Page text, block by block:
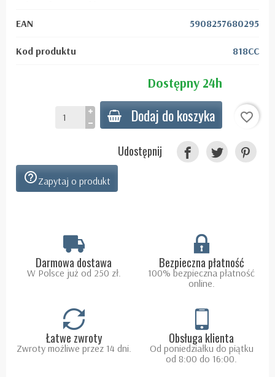
EAN 5908257680295
Kod produktu 818CC
Dostępny 24h
Dodaj do koszyka favorite_border
Udostępnij
help_outlineZapytaj o produkt
Darmowa dostawa
W Polsce już od 250 zł.
Bezpieczna płatność
100% bezpieczna płatność
online.
Łatwe zwroty
Zwroty możliwe przez 14 dni.
Obsługa klienta
Od poniedziałku do piątku
od 8:00 do 16:00.